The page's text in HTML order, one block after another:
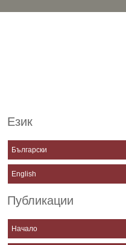
Език
Български
English
Публикации
Начало